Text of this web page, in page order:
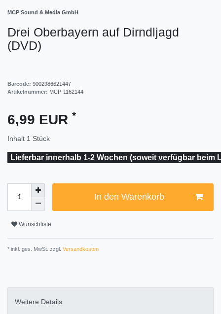
MCP Sound & Media GmbH
Drei Oberbayern auf Dirndljagd
(DVD)
Barcode: 9002986621447
Artikelnummer: MCP-1162144
6,99 EUR *
Inhalt 1 Stück
Lieferbar innerhalb 1-2 Wochen (soweit verfügbar beim
In den Warenkorb
Wunschliste
* inkl. ges. MwSt. zzgl. Versandkosten
Weitere Details